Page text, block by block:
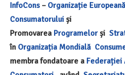
InfoCons– Organizație Europeană
Consumatorului și
Promovarea Programelor și
în Organizația Mondială
membra fondatoare a Federației